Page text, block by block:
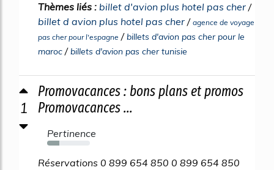
Thèmes liés : billet d'avion plus hotel pas cher /
billet d avion plus hotel pas cher / agence de voyage
pas cher pour l'espagne /billets d'avion pas cher pour le
maroc /billets d'avion pas cher tunisie
1
Promovacances : bons plans et promos
Promovacances ...
Pertinence
29%
Réservations 0 899 654 850 0 899 654 850